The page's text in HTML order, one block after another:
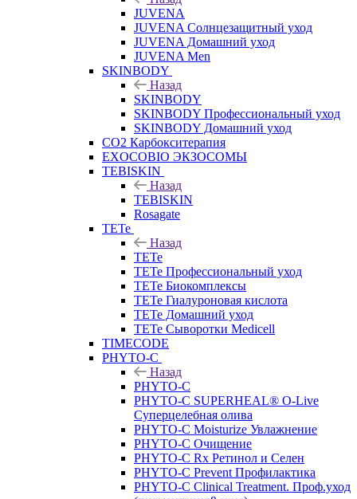
JUVENA
JUVENA Солнцезащитный уход
JUVENA Домашний уход
JUVENA Men
SKINBODY
Назад
SKINBODY
SKINBODY Профессиональный уход
SKINBODY Домашний уход
CO2 Карбокситерапия
EXOCOBIO ЭКЗОСОМЫ
TEBISKIN
Назад
TEBISKIN
Rosagate
TETe
Назад
TETe
TETe Профессиональный уход
TETe Биокомплексы
TETe Гиалуроновая кислота
TETe Домашний уход
TETe Сыворотки Medicell
TIMECODE
PHYTO-C
Назад
PHYTO-C
PHYTO-C SUPERHEAL® O-Live
Суперцелебная олива
PHYTO-C Moisturize Увлажнение
PHYTO-C Очищение
PHYTO-C Rx Ретинол и Селен
PHYTO-C Prevent Профилактика
PHYTO-C Clinical Treatment. Проф.уход